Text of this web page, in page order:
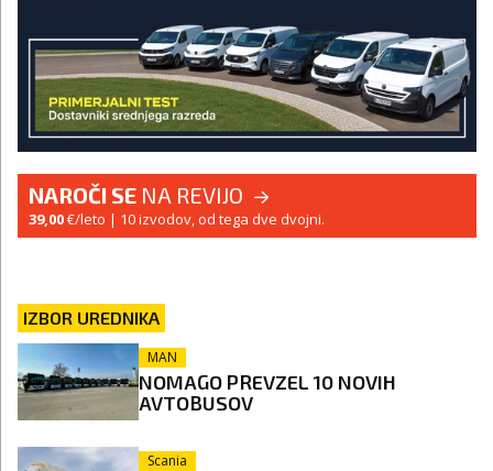
NAROČI SE NA REVIJO
39,00€/leto | 10 izvodov, od tega dve dvojni.
IZBOR UREDNIKA
MAN
NOMAGO PREVZEL 10 NOVIH
AVTOBUSOV
Scania